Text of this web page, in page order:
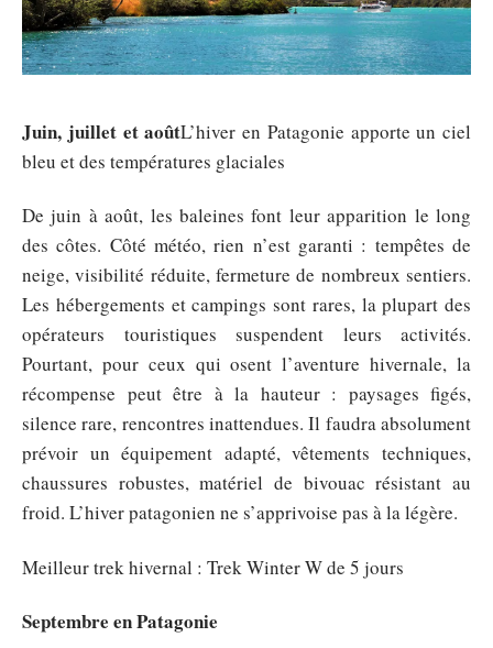
Juin, juillet et aoûtL’hiver en Patagonie apporte un ciel
bleu et des températures glaciales
De juin à août, les baleines font leur apparition le long
des côtes. Côté météo, rien n’est garanti : tempêtes de
neige, visibilité réduite, fermeture de nombreux sentiers.
Les hébergements et campings sont rares, la plupart des
opérateurs touristiques suspendent leurs activités.
Pourtant, pour ceux qui osent l’aventure hivernale, la
récompense peut être à la hauteur : paysages figés,
silence rare, rencontres inattendues. Il faudra absolument
prévoir un équipement adapté, vêtements techniques,
chaussures robustes, matériel de bivouac résistant au
froid. L’hiver patagonien ne s’apprivoise pas à la légère.
Meilleur trek hivernal : Trek Winter W de 5 jours
Septembre en Patagonie